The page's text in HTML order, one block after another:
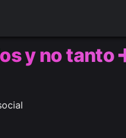
y no tanto